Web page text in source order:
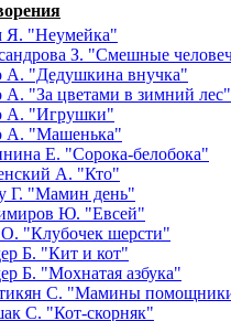
Я. "Неумейка"
З. "Смешные
А. "Дедушкина внучка"
А. "За цветами в зимний лес"
А. "Игрушки"
А. "Машенька"
Е. "Сорока-белобока"
А. "Кто"
Г. "Мамин день"
Ю. "Евсей"
"Клубочек шерсти"
Б. "Кит и кот"
Б. "Мохнатая азбука"
С. "Мамины
С. "Кот-скорняк"